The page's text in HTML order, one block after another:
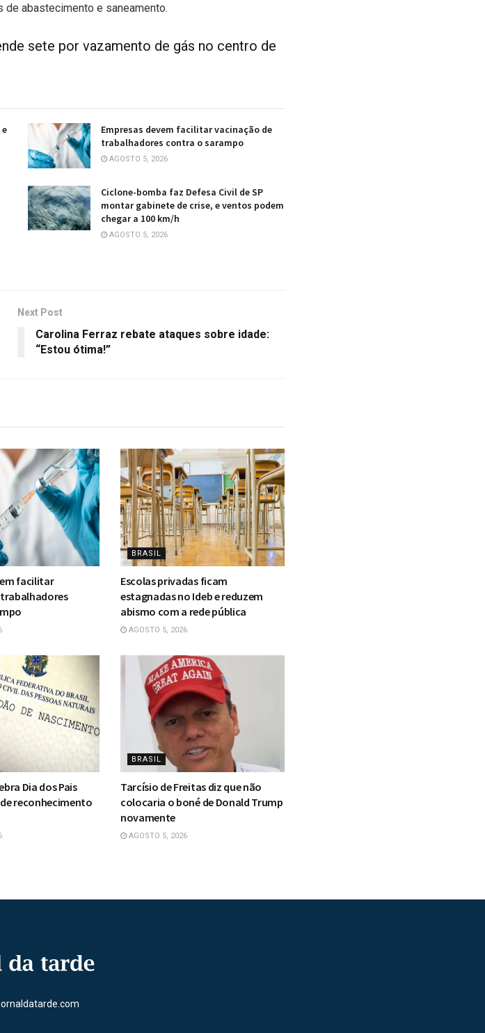
abastecimento e saneamento.
sete por vazamento de gás no centro de
Empresas devem facilitar vacinação de
trabalhadores contra o sarampo
AGOSTO 5, 2026
Ciclone-bomba faz Defesa Civil de SP
montar gabinete de crise, e ventos podem
chegar a 100 km/h
AGOSTO 5, 2026
Next Post
Carolina Ferraz rebate ataques sobre idade:
“Estou ótima!”
facilitar
BRASIL
Escolas privadas ficam
estagnadas no Ideb e reduzem
abismo com a rede pública
AGOSTO 5, 2026
Dia dos Pais
reconhecimento
BRASIL
Tarcísio de Freitas diz que não
colocaria o boné de Donald Trump
novamente
AGOSTO 5, 2026